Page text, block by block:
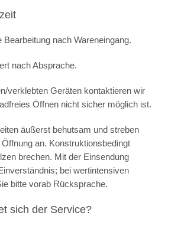
Bearbeitung nach Wareneingang.
nach Absprache.
verklebten Geräten kontaktieren wir
Öffnen nicht sicher möglich ist.
äußerst behutsam und streben
an. Konstruktionsbedingt
brechen. Mit der Einsendung
bei wertintensiven
bitte vorab Rücksprache.
sich der Service?